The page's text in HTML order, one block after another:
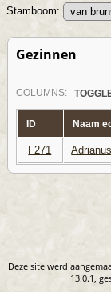
Stamboom:
Gezinnen
COLUMN S:
ID Naam
F271
Deze site werd
13.0.1,